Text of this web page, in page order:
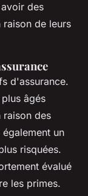
des
raison de leurs
d'assurance.
âgés
raison des
également un
risquées.
évalué
les primes.